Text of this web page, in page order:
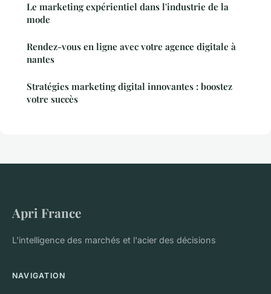
Le marketing expérientiel dans l'industrie de la
mode
Rendez-vous en ligne avec votre agence digitale à
nantes
Stratégies marketing digital innovantes : boostez
votre succès
Apri France
L'intelligence des marchés et l'acier des décisions
NAVIGATION